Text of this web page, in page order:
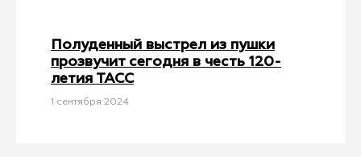
Полуденный выстрел из пушки
прозвучит сегодня в честь 120-
летия ТАСС
1 сентября 2024